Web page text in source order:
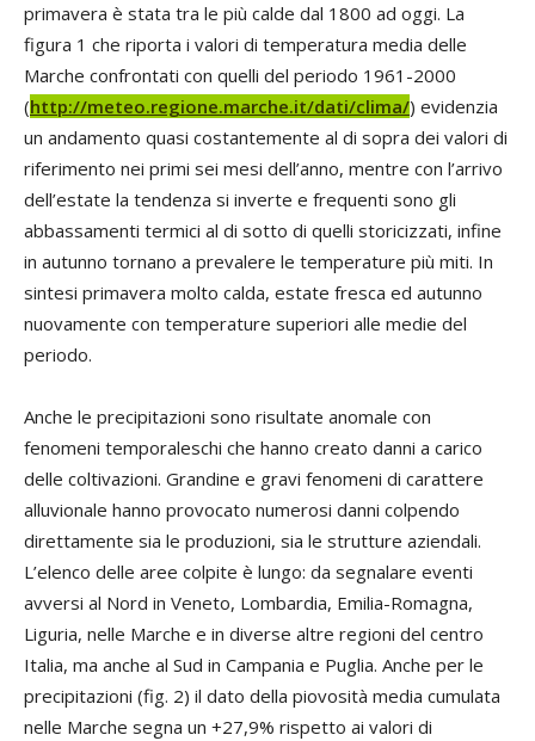
primavera è stata tra le più calde dal 1800 ad oggi. La
figura 1 che riporta i valori di temperatura media delle
Marche confrontati con quelli del periodo 1961-2000
(http://meteo.regione.marche.it/dati/clima/) evidenzia
un andamento quasi costantemente al di sopra dei valori di
riferimento nei primi sei mesi dell’anno, mentre con l’arrivo
dell’estate la tendenza si inverte e frequenti sono gli
abbassamenti termici al di sotto di quelli storicizzati, infine
in autunno tornano a prevalere le temperature più miti. In
sintesi primavera molto calda, estate fresca ed autunno
nuovamente con temperature superiori alle medie del
periodo.
Anche le precipitazioni sono risultate anomale con
fenomeni temporaleschi che hanno creato danni a carico
delle coltivazioni. Grandine e gravi fenomeni di carattere
alluvionale hanno provocato numerosi danni colpendo
direttamente sia le produzioni, sia le strutture aziendali.
L’elenco delle aree colpite è lungo: da segnalare eventi
avversi al Nord in Veneto, Lombardia, Emilia-Romagna,
Liguria, nelle Marche e in diverse altre regioni del centro
Italia, ma anche al Sud in Campania e Puglia. Anche per le
precipitazioni (fig. 2) il dato della piovosità media cumulata
nelle Marche segna un +27,9% rispetto ai valori di